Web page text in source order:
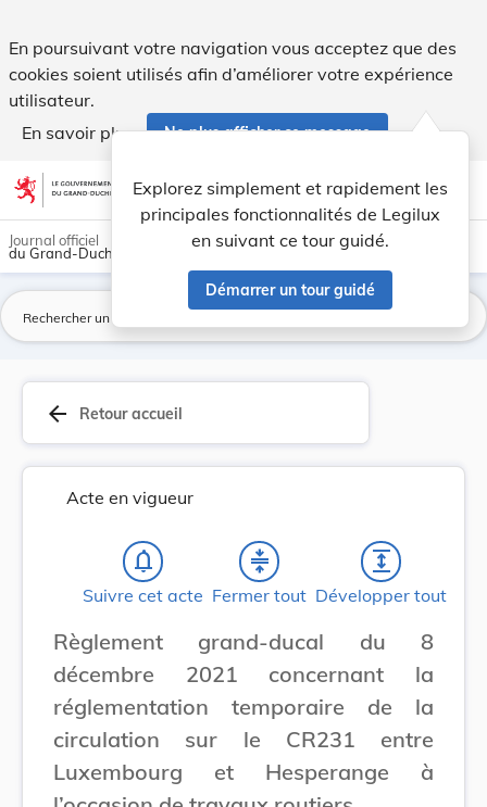
En poursuivant votre navigation vous acceptez que des
cookies soient utilisés afin d’améliorer votre expérience
utilisateur.
En savoir plus
Ne plus afficher ce message
Aller au contenu account_circle help Aide
Explorez simplement et rapidement les
principales fonctionnalités de Legilux
en suivant ce tour guidé.
Démarrer un tour guidé
light_mode dark_mode
Journal officiel
du Grand-Duché de Luxembourg
arrow_back Retour accueil
Acte en vigueur
notifications_none
Suivre cet acte
compress
Fermer tout
expand
Développer tout
Règlement grand-ducal du 8
décembre 2021 concernant la
réglementation temporaire de la
circulation sur le CR231 entre
Luxembourg et Hesperange à